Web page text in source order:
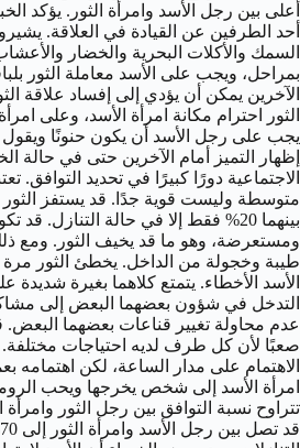
أعلى بين رجل الأسد وامرأة الثور. يؤكد
أحد الطرفين عن القيادة في العلاقة.
السمك والأكلات البحرية والخضار
بمراحل، ويجب على الأسد معاملة الثور
الآخرين يمكن أن يؤدي إلى إفساد علاقة
الثور احترام مكانة امرأة الأسد، وعلى
يجب على رجل الأسد أن يكون حنونًا ويقول
إظهار التميز أمام الآخرين حتى في حالة
الاجتماعية دورًا كبيرًا في تحديد التوافق.
متوسطة وليست قوية جدًا. قد يستفز الثور
بينهما 20% فقط إلا في حالة التنازل.
ومستعرضة، وهو ما قد يخيف الثور. ومع
طيبة وخجولة من الداخل. يخطئ الثور مرة
الأسد الأخطاء. يتمتع كلاهما بغيرة
التدخل في شؤون بعضهما البعض إلى
عدم محاولة تغيير قناعات بعضهما البعض.
صعبًا لأن كل طرف لديه احتياجات
الاهتمام على مدار الساعة، لكن اهتمامه
امرأة الأسد إلى شخص يخرجها ويحب